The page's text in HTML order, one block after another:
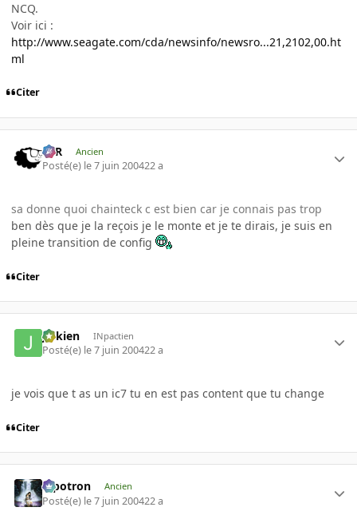
NCQ.
Voir ici :
http://www.seagate.com/cda/newsinfo/newsro...21,2102,00.ht
ml
Citer
KzR Ancien
Posté(e) le 7 juin 200422 a
sa donne quoi chainteck c est bien car je connais pas trop
ben dès que je la reçois je le monte et je te dirais, je suis en
pleine transition de config
Citer
julkien INpactien
Posté(e) le 7 juin 200422 a
je vois que t as un ic7 tu en est pas content que tu change
Citer
Pipotron Ancien
Posté(e) le 7 juin 200422 a